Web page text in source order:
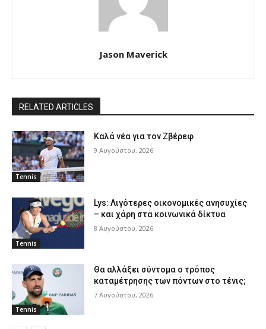
Jason Maverick
RELATED ARTICLES
Tennis
Καλά νέα για τον Ζβέρεφ
9 Αυγούστου, 2026
Tennis
Lys: Λιγότερες οικονομικές ανησυχίες
– και χάρη στα κοινωνικά δίκτυα
8 Αυγούστου, 2026
Tennis
Θα αλλάξει σύντομα ο τρόπος
καταμέτρησης των πόντων στο τένις;
7 Αυγούστου, 2026